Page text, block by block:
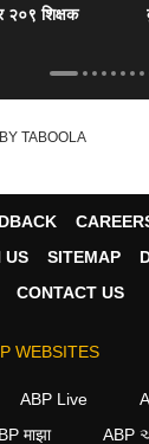
२०९ शिक्षक
TABOOLA
US
SITEMAP
CONTACT US
WEBSITES
ABP Live
माझा ABP